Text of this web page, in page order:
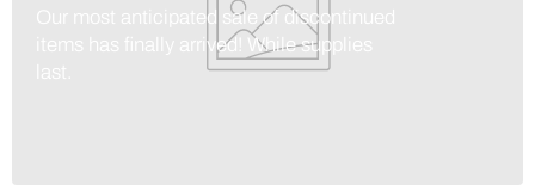
Our most anticipated sale of discontinued
items has finally arrived! While supplies